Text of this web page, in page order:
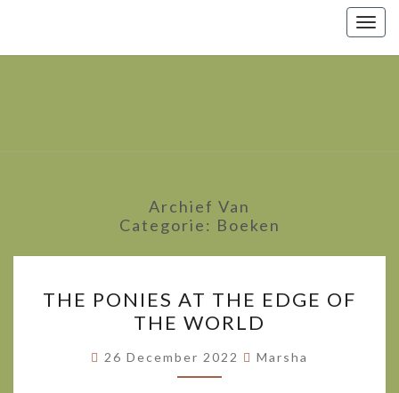
Archief Van
Categorie: Boeken
PONIES
AT
THE
EDGE
THE PONIES AT THE EDGE OF
THE WORLD
26 December 2022 Marsha